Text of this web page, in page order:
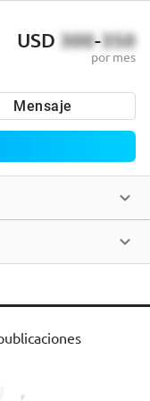
USD 300-350
por mes
Mensaje